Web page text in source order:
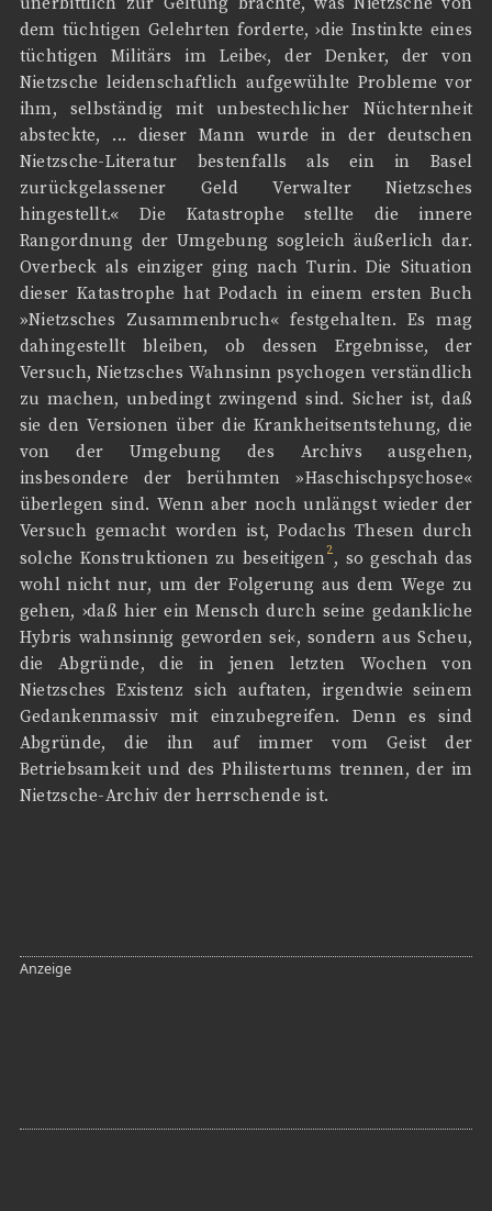
dem tüchtigen Gelehrten forderte, ›die Instinkte eines
tüchtigen Militärs im Leibe‹, der Denker, der von
Nietzsche leidenschaftlich aufgewühlte Probleme vor
ihm, selbständig mit unbestechlicher Nüchternheit
absteckte, ... dieser Mann wurde in der deutschen
Nietzsche-Literatur bestenfalls als ein in Basel
zurückgelassener Geld Verwalter Nietzsches
hingestellt.« Die Katastrophe stellte die innere
Rangordnung der Umgebung sogleich äußerlich dar.
Overbeck als einziger ging nach Turin. Die Situation
dieser Katastrophe hat Podach in einem ersten Buch
»Nietzsches Zusammenbruch« festgehalten. Es mag
dahingestellt bleiben, ob dessen Ergebnisse, der
Versuch, Nietzsches Wahnsinn psychogen verständlich
zu machen, unbedingt zwingend sind. Sicher ist, daß
sie den Versionen über die Krankheitsentstehung, die
von der Umgebung des Archivs ausgehen,
insbesondere der berühmten »Haschischpsychose«
überlegen sind. Wenn aber noch unlängst wieder der
Versuch gemacht worden ist, Podachs Thesen durch
solche Konstruktionen zu beseitigen2, so geschah das
wohl nicht nur, um der Folgerung aus dem Wege zu
gehen, ›daß hier ein Mensch durch seine gedankliche
Hybris wahnsinnig geworden sei‹, sondern aus Scheu,
die Abgründe, die in jenen letzten Wochen von
Nietzsches Existenz sich auftaten, irgendwie seinem
Gedankenmassiv mit einzubegreifen. Denn es sind
Abgründe, die ihn auf immer vom Geist der
Betriebsamkeit und des Philistertums trennen, der im
Nietzsche-Archiv der herrschende ist.